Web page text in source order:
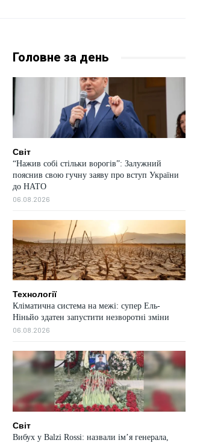
Головне за день
Світ
“Нажив собі стільки ворогів”: Залужний
пояснив свою гучну заяву про вступ України
до НАТО
06.08.2026
Технології
Кліматична система на межі: супер Ель-
Ніньйо здатен запустити незворотні зміни
06.08.2026
Світ
Вибух у Balzi Rossi: назвали ім’я генерала,